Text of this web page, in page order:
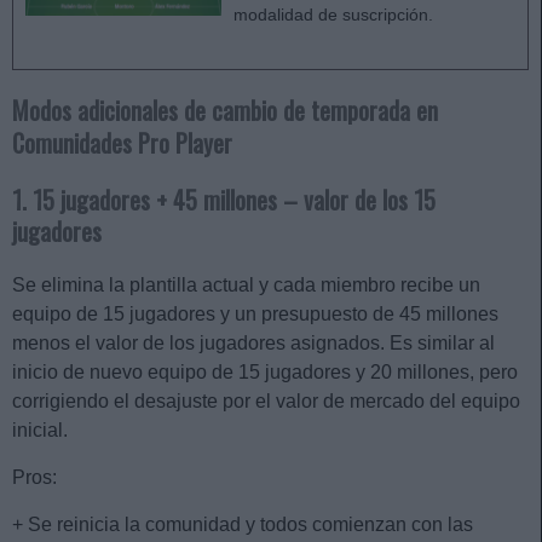
modalidad de suscripción.
Modos adicionales de cambio de temporada en
Comunidades Pro Player
1. 15 jugadores + 45 millones – valor de los 15
jugadores
Se elimina la plantilla actual y cada miembro recibe un
equipo de 15 jugadores y un presupuesto de 45 millones
menos el valor de los jugadores asignados. Es similar al
inicio de nuevo equipo de 15 jugadores y 20 millones, pero
corrigiendo el desajuste por el valor de mercado del equipo
inicial.
Pros:
+ Se reinicia la comunidad y todos comienzan con las